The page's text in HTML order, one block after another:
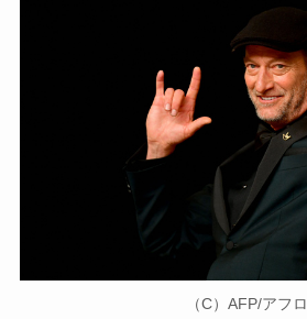
（C）AFP/アフロ